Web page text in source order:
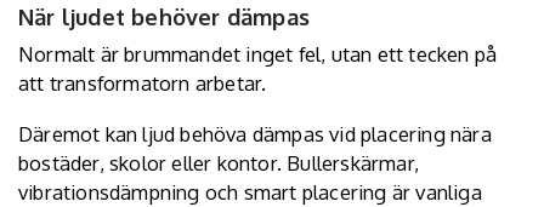
När ljudet behöver dämpas
Normalt är brummandet inget fel, utan ett tecken på
att transformatorn arbetar.
Däremot kan ljud behöva dämpas vid placering nära
bostäder, skolor eller kontor. Bullerskärmar,
vibrationsdämpning och smart placering är vanliga